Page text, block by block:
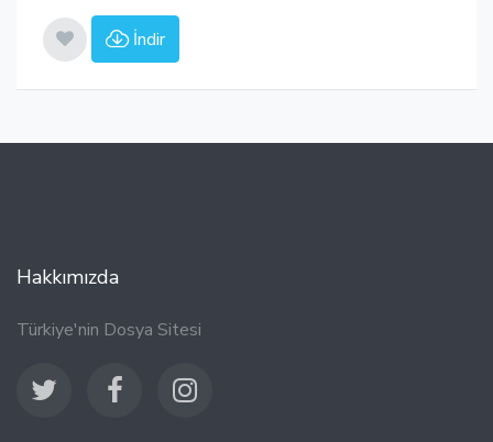
İndir
Hakkımızda
Türkiye'nin Dosya Sitesi